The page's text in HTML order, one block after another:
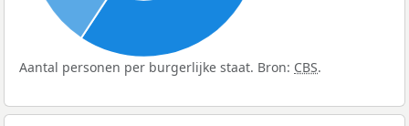
Aantal personen per burgerlijke staat. Bron: CBS.